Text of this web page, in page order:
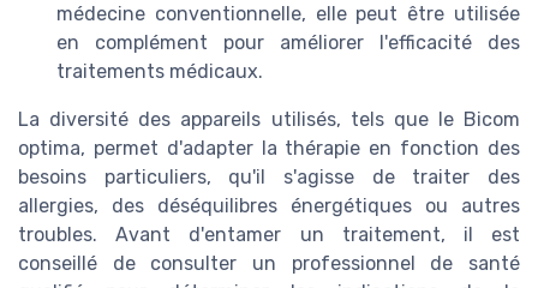
médecine conventionnelle, elle peut être utilisée
en complément pour améliorer l'efficacité des
traitements médicaux.
La diversité des appareils utilisés, tels que le Bicom
optima, permet d'adapter la thérapie en fonction des
besoins particuliers, qu'il s'agisse de traiter des
allergies, des déséquilibres énergétiques ou autres
troubles. Avant d'entamer un traitement, il est
conseillé de consulter un professionnel de santé